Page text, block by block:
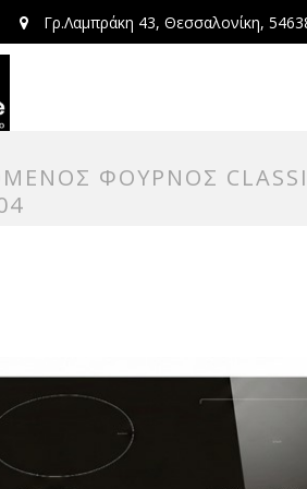
Γρ.Λαμπράκη 43, Θεσσαλονίκη,
ΦΟΥΡΝΟΣ